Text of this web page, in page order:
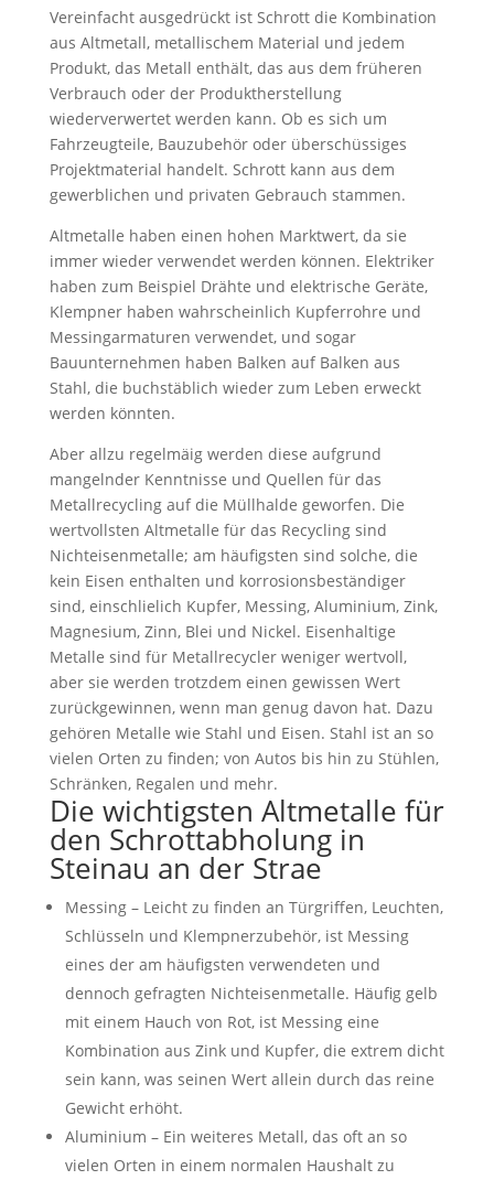
Vereinfacht ausgedrückt ist Schrott die Kombination
aus Altmetall, metallischem Material und jedem
Produkt, das Metall enthält, das aus dem früheren
Verbrauch oder der Produktherstellung
wiederverwertet werden kann. Ob es sich um
Fahrzeugteile, Bauzubehör oder überschüssiges
Projektmaterial handelt. Schrott kann aus dem
gewerblichen und privaten Gebrauch stammen.
Altmetalle haben einen hohen Marktwert, da sie
immer wieder verwendet werden können. Elektriker
haben zum Beispiel Drähte und elektrische Geräte,
Klempner haben wahrscheinlich Kupferrohre und
Messingarmaturen verwendet, und sogar
Bauunternehmen haben Balken auf Balken aus
Stahl, die buchstäblich wieder zum Leben erweckt
werden könnten.
Aber allzu regelmäig werden diese aufgrund
mangelnder Kenntnisse und Quellen für das
Metallrecycling auf die Müllhalde geworfen. Die
wertvollsten Altmetalle für das Recycling sind
Nichteisenmetalle; am häufigsten sind solche, die
kein Eisen enthalten und korrosionsbeständiger
sind, einschlielich Kupfer, Messing, Aluminium, Zink,
Magnesium, Zinn, Blei und Nickel. Eisenhaltige
Metalle sind für Metallrecycler weniger wertvoll,
aber sie werden trotzdem einen gewissen Wert
zurückgewinnen, wenn man genug davon hat. Dazu
gehören Metalle wie Stahl und Eisen. Stahl ist an so
vielen Orten zu finden; von Autos bis hin zu Stühlen,
Schränken, Regalen und mehr.
Die wichtigsten Altmetalle für
den Schrottabholung in
Steinau an der Strae
Messing – Leicht zu finden an Türgriffen, Leuchten,
Schlüsseln und Klempnerzubehör, ist Messing
eines der am häufigsten verwendeten und
dennoch gefragten Nichteisenmetalle. Häufig gelb
mit einem Hauch von Rot, ist Messing eine
Kombination aus Zink und Kupfer, die extrem dicht
sein kann, was seinen Wert allein durch das reine
Gewicht erhöht.
Aluminium – Ein weiteres Metall, das oft an so
vielen Orten in einem normalen Haushalt zu